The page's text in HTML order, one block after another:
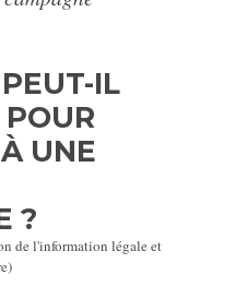
IL
UNE
?
de l'information légale et